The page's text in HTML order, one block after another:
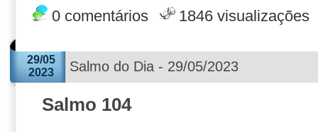
0 comentários 1846 visualizações
29/05
2023
Salmo do Dia - 29/05/2023
Salmo 104